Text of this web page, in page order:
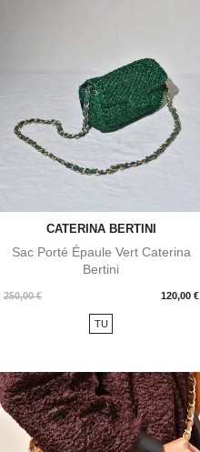
CATERINA BERTINI
Sac Porté Épaule Vert Caterina
Bertini
250,00 € 120,00 €
Prix
TU